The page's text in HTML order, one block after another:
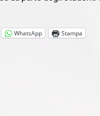
WhatsApp Stampa